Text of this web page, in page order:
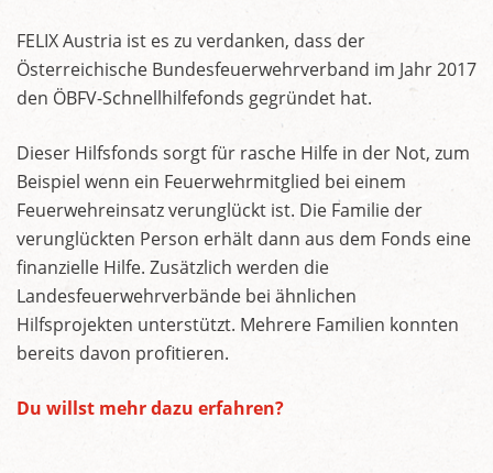
FELIX Austria ist es zu verdanken, dass der
Österreichische Bundesfeuerwehrverband im Jahr 2017
den ÖBFV-Schnellhilfefonds gegründet hat.
Dieser Hilfsfonds sorgt für rasche Hilfe in der Not, zum
Beispiel wenn ein Feuerwehrmitglied bei einem
Feuerwehreinsatz verunglückt ist. Die Familie der
verunglückten Person erhält dann aus dem Fonds eine
finanzielle Hilfe. Zusätzlich werden die
Landesfeuerwehrverbände bei ähnlichen
Hilfsprojekten unterstützt. Mehrere Familien konnten
bereits davon profitieren.
Du willst mehr dazu erfahren?